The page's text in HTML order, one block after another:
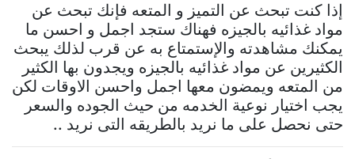
إذا كنت تبحث عن التميز و المتعه فإنك تبحث عن
مواد غذائيه بالجيزه فهناك ستجد اجمل و احسن ما
يمكنك مشاهدته والإستمتاع به عن قرب لذلك يبحث
الكثيرين عن مواد غذائيه بالجيزه ويجدون بها الكثير
من المتعه ويمضون معها اجمل واحسن الاوقات لكن
يجب اختيار نوعية الخدمه من حيث الجوده والسعر
حتى نحصل على ما نريد بالطريقه التى نريد ..